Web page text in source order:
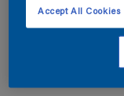
Förpackningsstorlek
Accept All Cookies